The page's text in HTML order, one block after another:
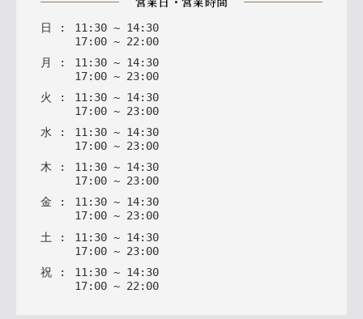
日 : 11 : 30 ~ 14: 30
17: 00 ~ 22 : 00
月
: 11 : 30 ~ 14: 30
17: 00 ~ 23: 00
火
: 11 : 30 ~ 14: 30
17: 00 ~ 23: 00
水 : 11 : 30 ~ 14: 30
17: 00 ~ 23: 00
木 : 11: 30 ~ 14: 30
17: 00 ~ 23: 00
金 : 11: 30 ~ 14: 30
17: 00 ~ 23: 00
土 : 11 : 30 ~ 14: 30
17: 00 ~ 23: 00
祝 : 11 : 30 ~ 14: 30
17: 00 ~ 22 : 00